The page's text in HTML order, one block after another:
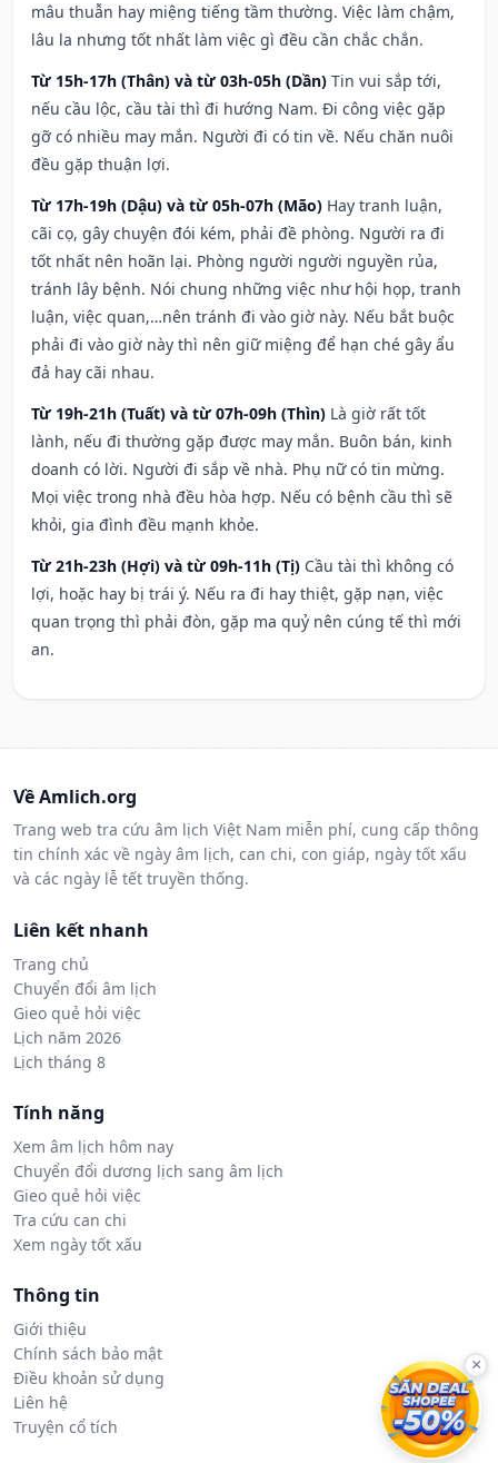
mâu thuẫn hay miệng tiếng tầm thường. Việc làm chậm,
lâu la nhưng tốt nhất làm việc gì đều cần chắc chắn.
Từ 15h-17h (Thân) và từ 03h-05h (Dần) Tin vui sắp tới,
nếu cầu lộc, cầu tài thì đi hướng Nam. Đi công việc gặp
gỡ có nhiều may mắn. Người đi có tin về. Nếu chăn nuôi
đều gặp thuận lợi.
Từ 17h-19h (Dậu) và từ 05h-07h (Mão) Hay tranh luận,
cãi cọ, gây chuyện đói kém, phải đề phòng. Người ra đi
tốt nhất nên hoãn lại. Phòng người người nguyền rủa,
tránh lây bệnh. Nói chung những việc như hội họp, tranh
luận, việc quan,…nên tránh đi vào giờ này. Nếu bắt buộc
phải đi vào giờ này thì nên giữ miệng để hạn ché gây ẩu
đả hay cãi nhau.
Từ 19h-21h (Tuất) và từ 07h-09h (Thìn) Là giờ rất tốt
lành, nếu đi thường gặp được may mắn. Buôn bán, kinh
doanh có lời. Người đi sắp về nhà. Phụ nữ có tin mừng.
Mọi việc trong nhà đều hòa hợp. Nếu có bệnh cầu thì sẽ
khỏi, gia đình đều mạnh khỏe.
Từ 21h-23h (Hợi) và từ 09h-11h (Tị) Cầu tài thì không có
lợi, hoặc hay bị trái ý. Nếu ra đi hay thiệt, gặp nạn, việc
quan trọng thì phải đòn, gặp ma quỷ nên cúng tế thì mới
an.
Về Amlich.org
Trang web tra cứu âm lịch Việt Nam miễn phí, cung cấp thông
tin chính xác về ngày âm lịch, can chi, con giáp, ngày tốt xấu
và các ngày lễ tết truyền thống.
Liên kết nhanh
Trang chủ
Chuyển đổi âm lịch
Gieo quẻ hỏi việc
Lịch năm 2026
Lịch tháng 8
Tính năng
Xem âm lịch hôm nay
Chuyển đổi dương lịch sang âm lịch
Gieo quẻ hỏi việc
Tra cứu can chi
Xem ngày tốt xấu
Thông tin
Giới thiệu
Chính sách bảo mật
Điều khoản sử dụng
Liên hệ
Truyện cổ tích
×